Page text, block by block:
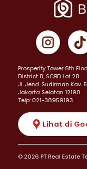
Prosperity Tower 8th
District 8, SCBD Lot 28
JI. Jend. Sudirman Kav.
Jakarta Selatan 12190
Telp: 021-38959193
Lihat di
© 2026 PT Real Estate